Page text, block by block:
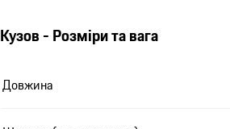
Кузов - Розміри та вага
Довжина